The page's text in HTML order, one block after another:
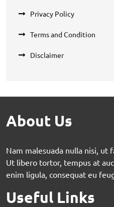
Privacy Policy
Terms and Condition
Disclaimer
About Us
Nam malesuada nulla nisi, ut
Ut libero tortor, tempus at
enim ligula, consequat eu
Useful Links